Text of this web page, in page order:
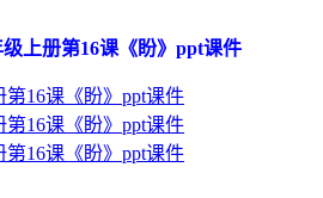
上册第16课《盼》ppt课件